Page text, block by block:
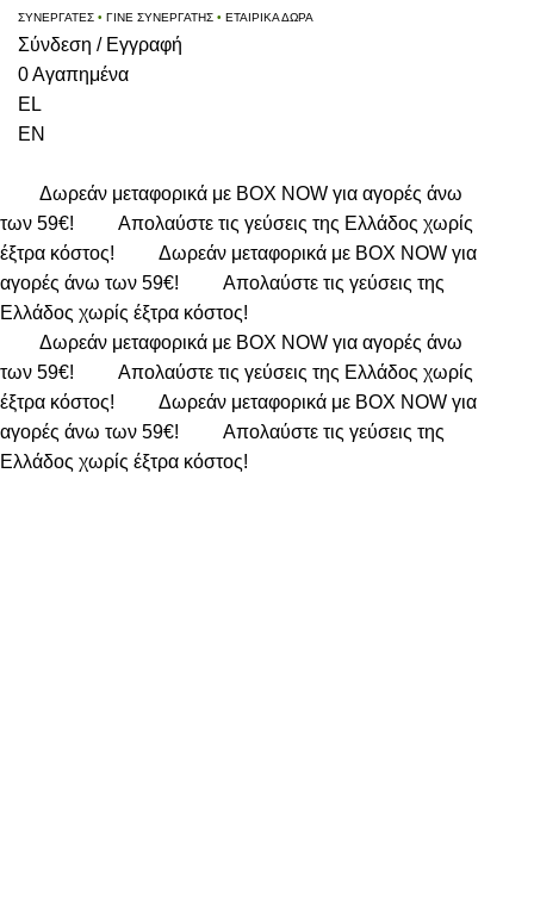
ΣΥΝΕΡΓΑΤΕΣ • ΓΙΝΕ ΣΥΝΕΡΓΑΤΗΣ • ΕΤΑΙΡΙΚΑ ΔΩΡΑ
Σύνδεση / Εγγραφή
0Αγαπημένα
EL
EN
Δωρεάν μεταφορικά με BOX NOW για αγορές άνω
των 59€!
Απολαύστε τις γεύσεις της Ελλάδος χωρίς
έξτρα κόστος!
Δωρεάν μεταφορικά με BOX NOW για
αγορές άνω των 59€!
Απολαύστε τις γεύσεις της
Ελλάδος χωρίς έξτρα κόστος!
Δωρεάν μεταφορικά με BOX NOW για αγορές άνω
των 59€!
Απολαύστε τις γεύσεις της Ελλάδος χωρίς
έξτρα κόστος!
Δωρεάν μεταφορικά με BOX NOW για
αγορές άνω των 59€!
Απολαύστε τις γεύσεις της
Ελλάδος χωρίς έξτρα κόστος!